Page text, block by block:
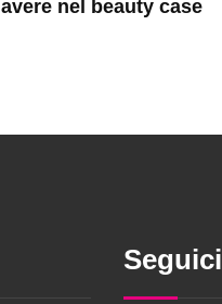
avere nel beauty case
Seguici